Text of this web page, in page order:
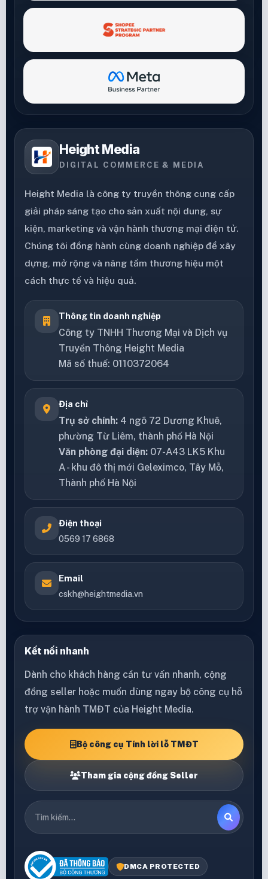
Height Media
DIGITAL COMMERCE & MEDIA
Height Media là công ty truyền thông cung cấp
giải pháp sáng tạo cho sản xuất nội dung, sự
kiện, marketing và vận hành thương mại điện tử.
Chúng tôi đồng hành cùng doanh nghiệp để xây
dựng, mở rộng và nâng tầm thương hiệu một
cách thực tế và hiệu quả.
Thông tin doanh nghiệp
Công ty TNHH Thương Mại và Dịch vụ
Truyền Thông Height Media
Mã số thuế: 0110372064
Địa chỉ
Trụ sở chính: 4 ngõ 72 Dương Khuê,
phường Từ Liêm, thành phố Hà Nội
Văn phòng đại diện: 07-A43 LK5 Khu
A - khu đô thị mới Geleximco, Tây Mỗ,
Thành phố Hà Nội
Điện thoại
0569 17 6868
Email
cskh@heightmedia.vn
Kết nối nhanh
Dành cho khách hàng cần tư vấn nhanh, cộng
đồng seller hoặc muốn dùng ngay bộ công cụ hỗ
trợ vận hành TMĐT của Height Media.
Bộ công cụ Tính lời lỗ TMĐT
Tham gia cộng đồng Seller
DMCA PROTECTED